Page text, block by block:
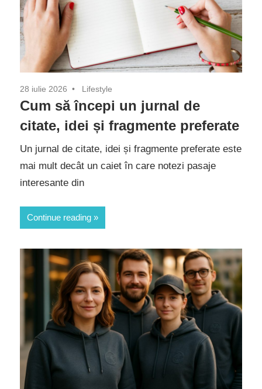
28 iulie 2026 Lifestyle
Cum să începi un jurnal de
citate, idei și fragmente preferate
Un jurnal de citate, idei și fragmente preferate este
mai mult decât un caiet în care notezi pasaje
interesante din
Continue reading